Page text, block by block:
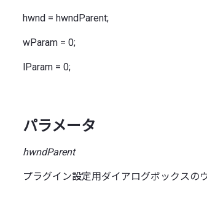
hwnd = hwndParent;
wParam = 0;
lParam = 0;
パラメータ
hwndParent
プラグイン設定用ダイアログボックスの